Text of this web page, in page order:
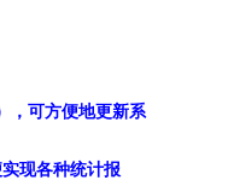
，可方便地更新系
现各种统计报